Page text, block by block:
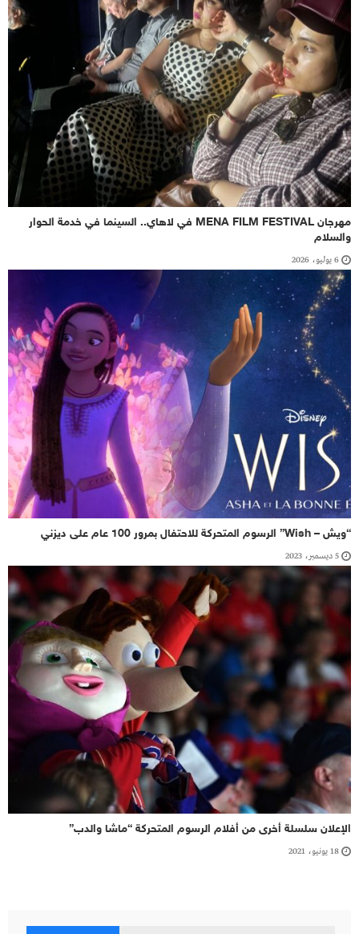
مهرجان MENA FILM FESTIVAL في لاهاي.. السينما في خدمة الحوار
والسلام
6 يوليو، 2026
“ويش – Wish” الرسوم المتحركة للاحتفال بمرور 100 عام على ديزني
5 ديسمبر، 2023
الإعلان سلسلة أخرى من أفلام الرسوم المتحركة “ماشا والدب”
18 يونيو، 2021